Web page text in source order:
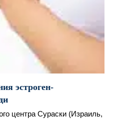
эстроген-
центра Сураски (Израиль,